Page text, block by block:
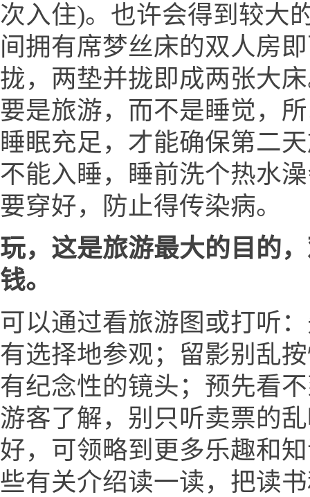
次入住)。也许会得到较大
间拥有席梦丝床的双人房
拢，两垫并拢即成两张大
要是旅游，而不是睡觉，
睡眠充足，才能确保第二
不能入睡，睡前洗个热水
要穿好，防止得传染病。
玩，这是旅游最大的目的
钱。
可以通过看旅游图或打听
有选择地参观；留影别乱
有纪念性的镜头；预先看
游客了解，别只听卖票的
好，可领略到更多乐趣和
些有关介绍读一读，把读